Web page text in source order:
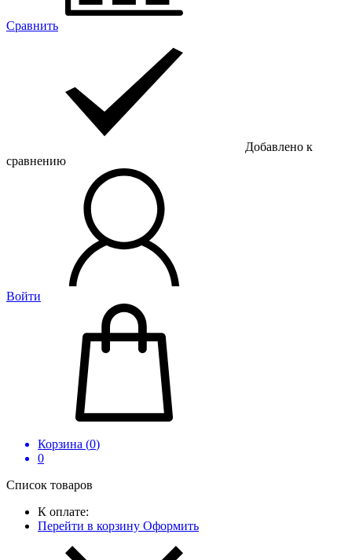
Сравнить
Добавлено к
сравнению
Войти
Корзина (0)
0
Список товаров
К оплате:
Перейти в корзину Оформить